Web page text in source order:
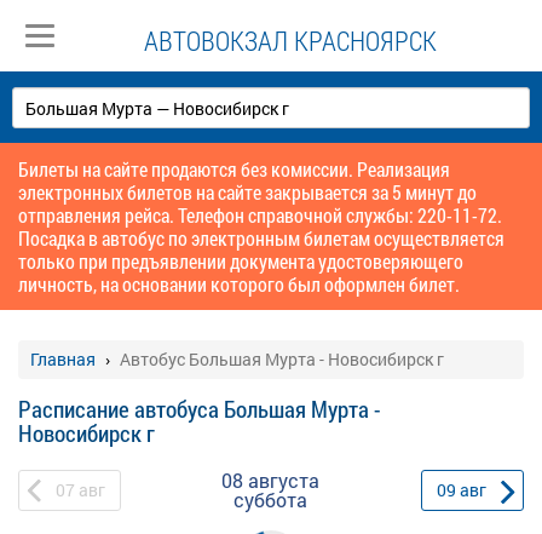
АВТОВОКЗАЛ КРАСНОЯРСК
Билеты на сайте продаются без комиссии. Реализация
электронных билетов на сайте закрывается за 5 минут до
отправления рейса. Телефон справочной службы: 220-11-72.
Посадка в автобус по электронным билетам осуществляется
только при предъявлении документа удостоверяющего
личность, на основании которого был оформлен билет.
Главная Автобус Большая Мурта - Новосибирск г
Расписание автобуса Большая Мурта -
Новосибирск г
07 авг 08 августа
суббота 09 авг